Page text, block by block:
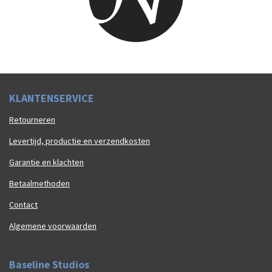
KLANTENSERVICE
Retourneren
Levertijd, productie en verzendkosten
Garantie en klachten
Betaalmethoden
Contact
Algemene voorwaarden
Baseline Studios